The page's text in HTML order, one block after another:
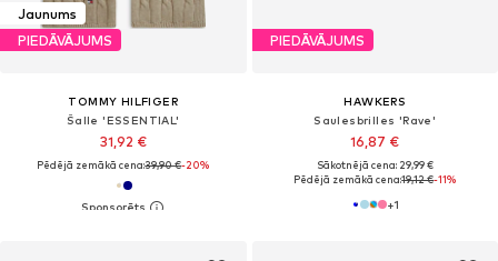
Jaunums
PIEDĀVĀJUMS
TOMMY HILFIGER
Šalle 'ESSENTIAL'
31,92 €
Pēdējā zemākā cena:39,90 €-20%
PIEDĀVĀJUMS
HAWKERS
Saulesbrilles 'Rave'
16,87 €
Sākotnējā cena: 29,99 €
Pēdējā zemākā cena:19,12 €-11%
+1